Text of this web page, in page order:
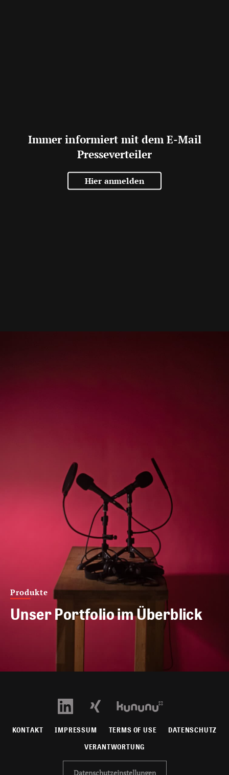
Immer informiert mit dem E-Mail
Presseverteiler
Hier anmelden
Produkte
Unser Portfolio im Überblick
KONTAKT IMPRESSUM TERMS OF USE DATENSCHUTZ
VERANTWORTUNG
Datenschutzeinstellungen